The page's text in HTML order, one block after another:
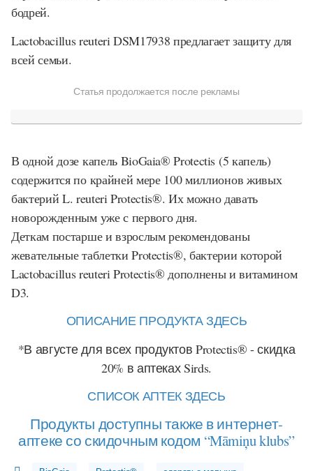
бодрей.
Lactobacillus reuteri DSM17938 предлагает защиту для
всей семьи.
Статья продолжается после рекламы
В одной дозе капель BioGaia® Protectis (5 капель)
содержится по крайней мере 100 миллионов живых
бактерийL. reuteri Protectis®. Их можно давать
новорожденным уже с первого дня.
Деткам постарше и взрослым рекомендованы
жевательные таблеткиProtectis®, бактерии которой
Lactobacillus reuteri Protectis® дополнены и витамином
D3.
ОПИСАНИЕ ПРОДУКТА ЗДЕСЬ
*В августе для всех продуктов Protectis® - скидка
20% в аптеках Sirds.
СПИСОК АПТЕК ЗДЕСЬ
Продукты доступны также в интернет-
аптеке со скидочным кодом “Māmiņu klubs”